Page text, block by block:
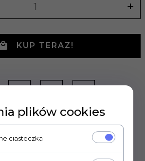
KUP TERAZ!
plików cookies
ciasteczka